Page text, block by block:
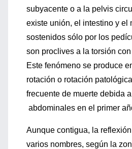
subyacente o a la pelvis
existe unión, el intestino y el
sostenidos sólo por los
son proclives a la torsión
Este fenómeno se produce
rotación o rotación
frecuente de muerte debida
abdominales en el primer
Aunque contigua, la
varios nombres, según la